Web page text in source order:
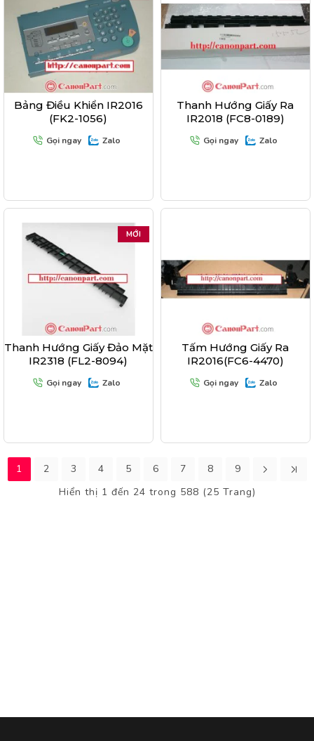
Bảng Điều Khiển IR2016
(FK2-1056)
Gọi ngay Zalo
Thanh Hướng Giấy Ra
IR2018 (FC8-0189)
Gọi ngay Zalo
MỚI
Thanh Hướng Giấy Đảo Mặt
IR2318 (FL2-8094)
Gọi ngay Zalo
Tấm Hướng Giấy Ra
IR2016(FC6-4470)
Gọi ngay Zalo
1 2 3 4 5 6 7 8
9
Hiển thị 1 đến 24 trong 588 (25 Trang)